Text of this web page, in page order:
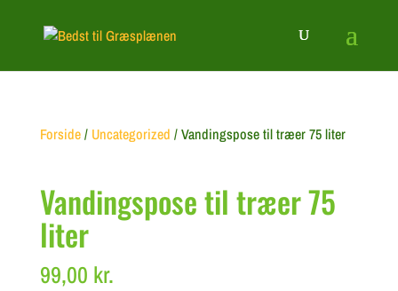
Forside/ Uncategorized / Vandingspose til træer 75 liter
Vandingspose til træer 75
liter
99,00 kr.